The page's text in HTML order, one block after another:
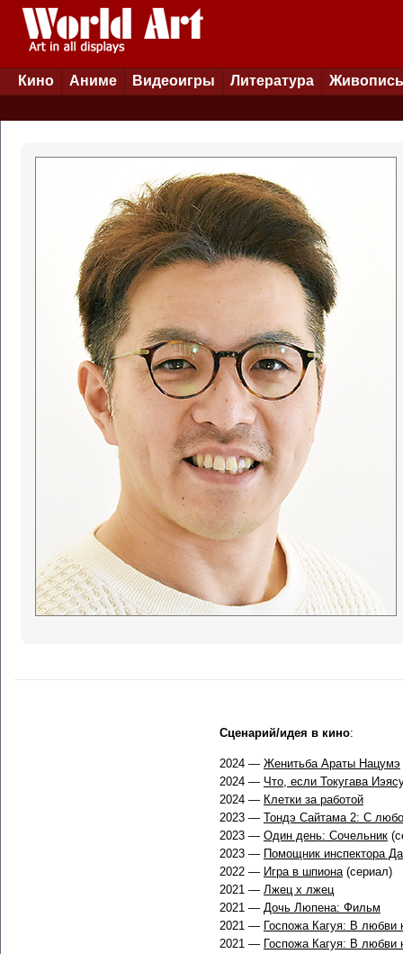
Кино Аниме Видеоигры Литература Живопись
Сценарий/идея в кино:
2024 — Женитьба Араты Нацумэ
2024 — Что, если Токугава
2024 — Клетки за работой
2023 — Тондэ Сайтама 2: С
2023 — Один день: Сочельник
2023 — Помощник инспектора
2022 — Игра в шпиона(сериал)
2021 — Лжец х лжец
2021 — Дочь Люпена: Фильм
2021 — Госпожа Кагуя: В любви
2021 — Госпожа Кагуя: В любви